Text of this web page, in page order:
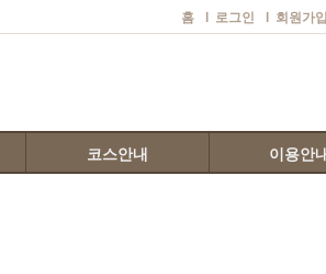
홈 로그인 회원가입
코스안내 이용안내